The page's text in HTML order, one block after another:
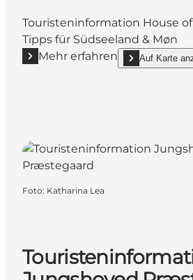
Touristeninformation House
Tipps für Südseeland & Møn
Mehr erfahren
Mehr erfahren Auf Karte
show
Foto: Katharina Lea